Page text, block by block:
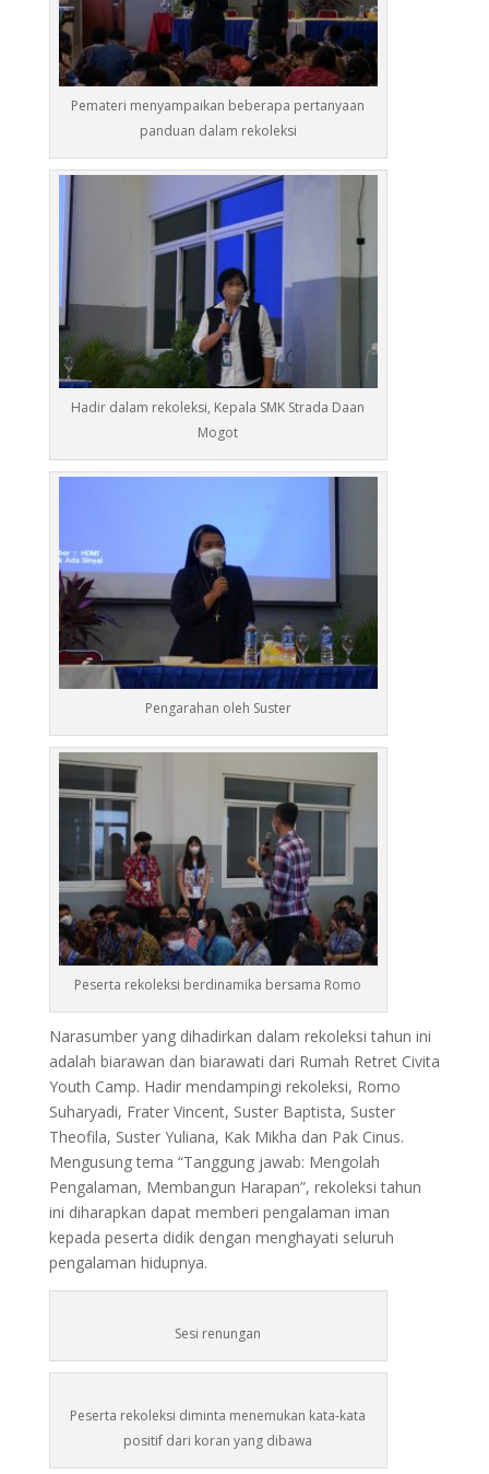
Pemateri menyampaikan beberapa pertanyaan
panduan dalam rekoleksi
Hadir dalam rekoleksi, Kepala SMK Strada Daan
Mogot
Pengarahan oleh Suster
Peserta rekoleksi berdinamika bersama Romo
Narasumber yang dihadirkan dalam rekoleksi tahun ini
adalah biarawan dan biarawati dari Rumah Retret Civita
Youth Camp. Hadir mendampingi rekoleksi, Romo
Suharyadi, Frater Vincent, Suster Baptista, Suster
Theofila, Suster Yuliana, Kak Mikha dan Pak Cinus.
Mengusung tema “Tanggung jawab: Mengolah
Pengalaman, Membangun Harapan”, rekoleksi tahun
ini diharapkan dapat memberi pengalaman iman
kepada peserta didik dengan menghayati seluruh
pengalaman hidupnya.
Sesi renungan
Peserta rekoleksi diminta menemukan kata-kata
positif dari koran yang dibawa